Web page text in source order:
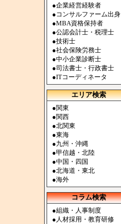
●企業経営経験者
● コンサルファーム出身
●MBA資格保持者
●公認会計士・税理士
●技術士
●社会保険労務士
●中小企業診断士
●司法書士・行政書士
●ITコーディネータ
エリア検索
●関東
●関西
●北関東
●東海
●九州・沖縄
●甲信越・北陸
●中国・四国
●北海道・東北
●海外
コラム検索
●組織・人事制度
●人材採用・教育研修